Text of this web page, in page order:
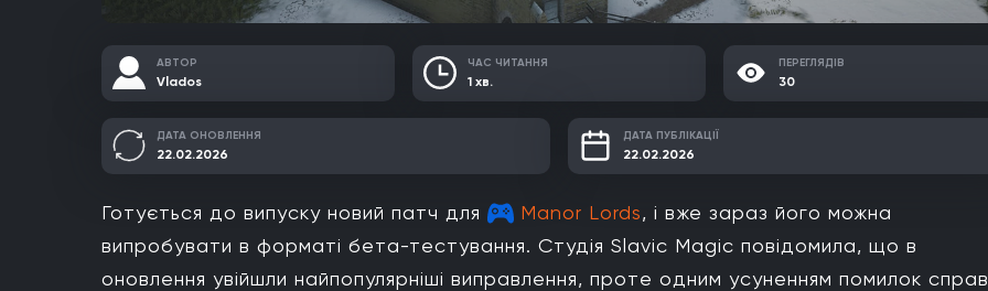
АВТОР
Vlados
ЧАС ЧИТАННЯ
1 хв.
ПЕРЕГЛЯДІВ
30
ДАТА ОНОВЛЕННЯ
22.02.2026
ДАТА ПУБЛІКАЦІЇ
22.02.2026
Готується до випуску новий патч для Manor Lords, і вже зараз його можна
випробувати в форматі бета-тестування. Студія Slavic Magic повідомила, що в
оновлення увійшли найпопулярніші виправлення, проте одним усуненням помилок